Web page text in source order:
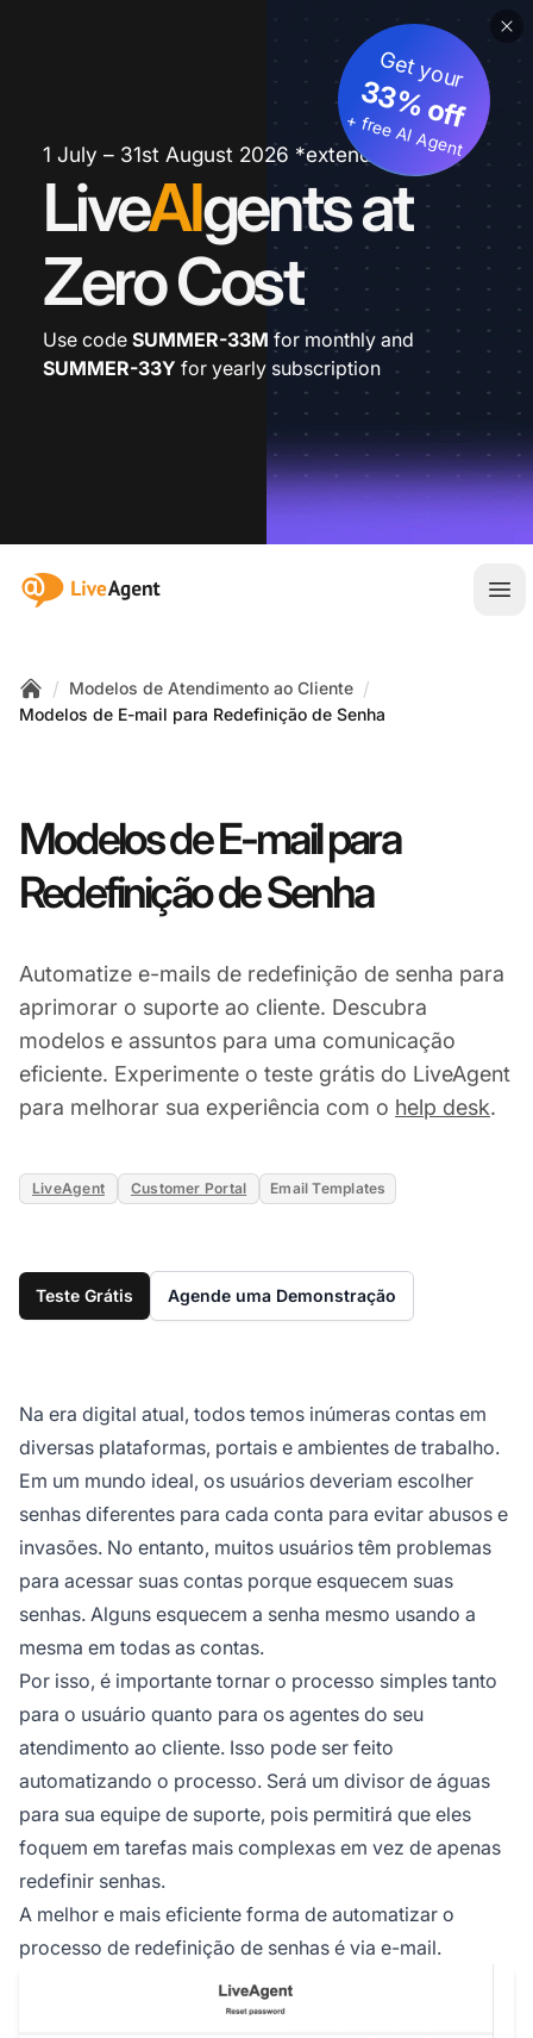
1 July – 31st August 2026 *extended
LiveAIgents at
Zero Cost
Get your
33% off
+ free AI Agent
Use code SUMMER-33M for monthly and
SUMMER-33Y for yearly subscription
:site.title
Home
/ Modelos de Atendimento ao Cliente /
Modelos de E-mail para Redefinição de Senha
Modelos de E-mail para
Redefinição de Senha
Automatize e-mails de redefinição de senha para
aprimorar o suporte ao cliente. Descubra
modelos e assuntos para uma comunicação
eficiente. Experimente o teste grátis do LiveAgent
para melhorar sua experiência com o help desk.
LiveAgent Customer Portal Email Templates
Teste Grátis Agende uma Demonstração
Na era digital atual, todos temos inúmeras contas em
diversas plataformas, portais e ambientes de trabalho.
Em um mundo ideal, os usuários deveriam escolher
senhas diferentes para cada conta para evitar abusos e
invasões. No entanto, muitos usuários têm problemas
para acessar suas contas porque esquecem suas
senhas. Alguns esquecem a senha mesmo usando a
mesma em todas as contas.
Por isso, é importante tornar o processo simples tanto
para o usuário quanto para os agentes do seu
atendimento ao cliente. Isso pode ser feito
automatizando o processo. Será um divisor de águas
para sua equipe de suporte, pois permitirá que eles
foquem em tarefas mais complexas em vez de apenas
redefinir senhas.
A melhor e mais eficiente forma de automatizar o
processo de redefinição de senhas é via e-mail.